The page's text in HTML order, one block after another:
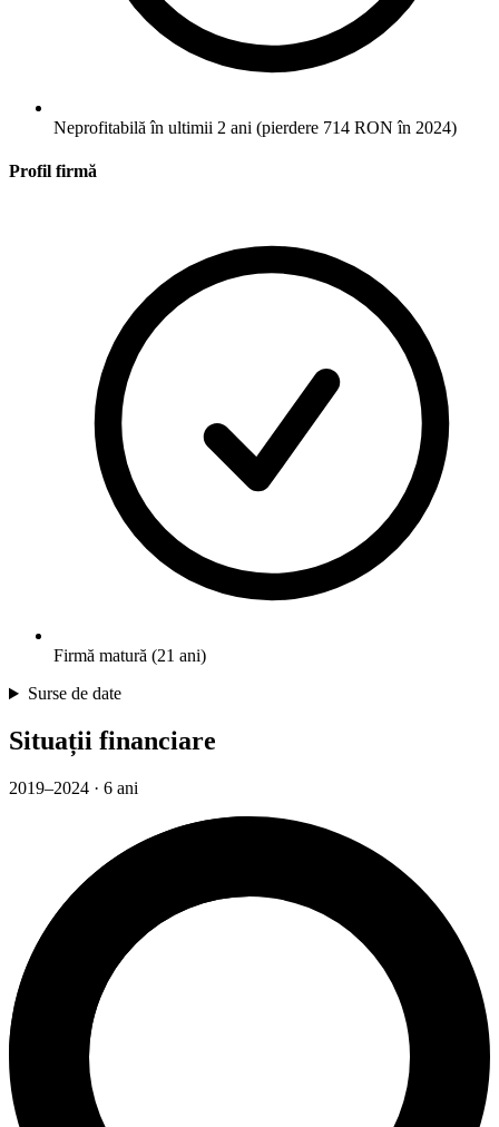
Neprofitabilă în ultimii 2 ani (pierdere 714 RON în 2024)
Profil firmă
Firmă matură (21 ani)
Surse de date
Situații financiare
2019–2024 · 6 ani